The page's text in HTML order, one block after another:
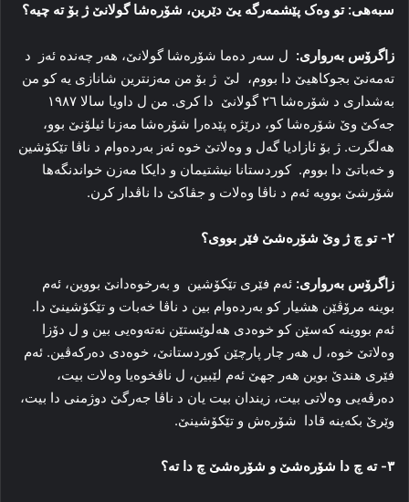
سبەهی: تو وەک پێشمەرگە یێ دێرین، شۆرەشا گولانێ ژ بۆ تە چیە؟
زاگرۆس بەرواری: ل سەر دەما شۆرەشا گولانێ، هەر چەندە ئەز د
تەمەنێ بجوکاهیێ دا بووم، لێ ژ بۆ من مەزنترین شانازی یە کو من
بەشداری د شۆرەشا ٢٦ گولانێ دا کری. من ل داویا سالا ١٩٨٧
جەکێ وێ شۆرەشا کو، درێژە پێدەرا شۆرەشا مەزنا ئیلۆنێ بوو،
هەلگرت. ژ بۆ ئازادیا گەل و وەلاتێ خوە ئەز بەردەوام د ناڤا تێکۆشین
و خەباتێ دا بووم. کوردستانا نیشتیمان و دایکا مەزن خواندنگەها
شۆرشێ بوویە ئەم د ناڤا وەلات و جڤاکێ دا ناڤدار کرن.
٢- تو چ ژ وێ شۆرەشێ فێر بووی؟
زاگرۆس بەرواری: ئەم فێری تێکۆشین و بەرخوەدانێ بووین، ئەم
بوینە مرۆڤێن هشیار کو بەردەوام بین د ناڤا خەبات و تێکۆشینێ دا.
ئەم بووینە کەسێن کو خوەدی هەلوێستێن نەتەوەیی بین و ل دۆزا
وەلاتێ خوە، ل هەر چار پارچێن کوردستانێ، خوەدی دەرکەڤین. ئەم
فێری هندێ بوین هەر جهێ ئەم لێبین، ل ناڤخوەیا وەلات بیت،
دەرڤەیی وەلاتی بیت، زیندان بیت یان د ناڤا جەرگێ دوژمنی دا بیت،
وێرێ بکەینە قادا شۆرەش و تێکۆشینێ.
٣- تە چ دا شۆرەشێ و شۆرەشێ چ دا تە؟